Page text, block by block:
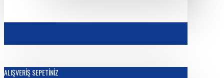
ALIŞVERIŞ SEPETINIZ